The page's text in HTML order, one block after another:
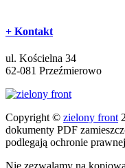
+ Kontakt
ul. Kościelna 34
62-081 Przeźmierowo
Copyright © zielony front
dokumenty PDF
podlegają ochronie
Nie zezwalamy na